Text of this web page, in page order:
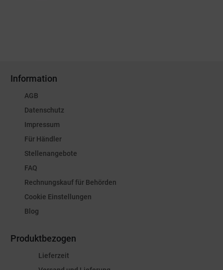
Information
AGB
Datenschutz
Impressum
Für Händler
Stellenangebote
FAQ
Rechnungskauf für Behörden
Cookie Einstellungen
Blog
Produktbezogen
Lieferzeit